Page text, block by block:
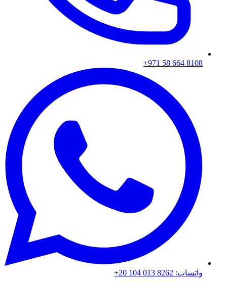
+971 58 664 8108
واتساب:
+20 104 013 8262